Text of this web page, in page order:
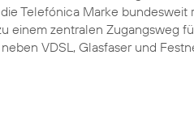
die Telefónica Marke
einem zentralen Zugangsweg
VDSL, Glasfaser und